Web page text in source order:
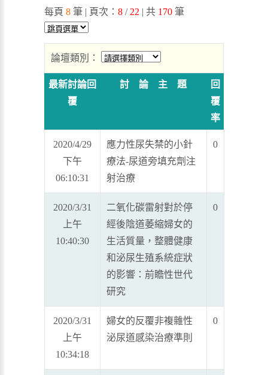
每頁 8 筆 | 頁次： 8 / 22 | 共 170 筆
論壇類別：
最新討論回
覆
討 論 主 題
回
覆
率
2020/4/29
下午
06:10:31
應力性尿失禁的小針
療法-尿道旁填充劑注
射治療
0
2020/3/31
上午
10:40:30
二氧化碳雷射對於停
經後陰道萎縮婦女的
生活質量，整體健康
和泌尿生殖系統症狀
的影響：前瞻性世代
研究
0
2020/3/31
上午
10:34:18
婦女的反覆非複雜性
泌尿道感染治療準則
0